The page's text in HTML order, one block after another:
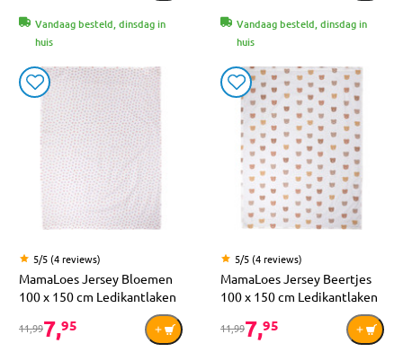
Vandaag besteld, dinsdag in
huis
Vandaag besteld, dinsdag in
huis
5/5 (4 reviews)
MamaLoes Jersey Bloemen
100 x 150 cm Ledikantlaken
11,997,95
5/5 (4 reviews)
MamaLoes Jersey Beertjes
100 x 150 cm Ledikantlaken
11,997,95